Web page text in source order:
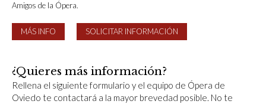
Amigos de la Ópera.
MÁS INFO SOLICITAR INFORMACIÓN
¿Quieres más información?
Rellena el siguiente formulario y el equipo de Ópera de
Oviedo te contactará a la mayor brevedad posible. No te